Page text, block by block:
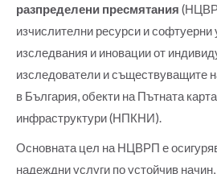
разпределени пресмятания
изчислителни ресурси и софтуерни
изследвания и иновации от
изследователи и съществуващите
в България, обекти на Пътната
инфраструктури (НПКНИ).
Основната цел на НЦВРП е
надеждни услуги по устойчив